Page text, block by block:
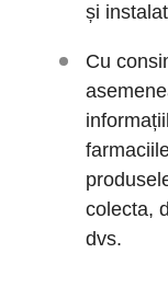
și
Cu
colecta,
dvs.